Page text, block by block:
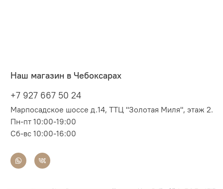
Наш магазин в Чебоксарах
+7 927 667 50 24
Марпосадское шоссе д.14, ТТЦ "Золотая Миля", этаж 2.
Пн-пт 10:00-19:00
Сб-вс 10:00-16:00